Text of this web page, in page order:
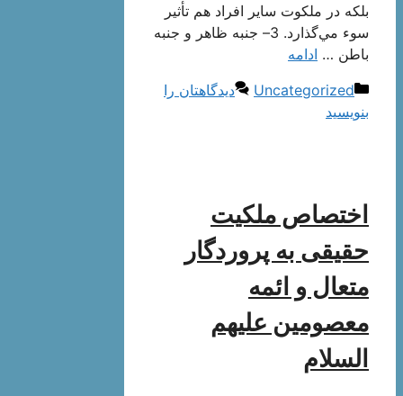
بلكه در ملكوت ساير افراد هم تأثير
سوء مي‌گذارد. 3– جنبه ظاهر و جنبه
باطن … ادامه
دسته‌ها
Uncategorized
دیدگاهتان را
بنویسید
اختصاص ملكیت
حقیقى به پروردگار
متعال و ائمه
معصومین علیهم
السلام‏